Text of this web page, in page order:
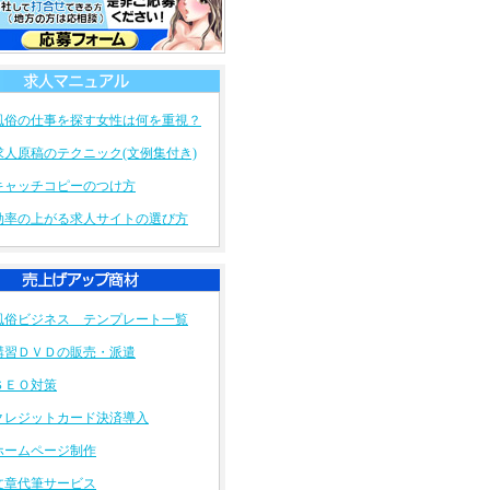
ライブチャット代理店というのを...
10/14
経営お悩み相談所
コロナで大打撃の風俗ですが、これ...
9/8
経営お悩み相談所
俗の仕事を探す女性は何を重視？
人原稿のテクニック(文例集付き)
ャッチコピーのつけ方
率の上がる求人サイトの選び方
俗ビジネス テンプレート一覧
習ＤＶＤの販売・派遣
ＥＯ対策
レジットカード決済導入
ームページ制作
章代筆サービス